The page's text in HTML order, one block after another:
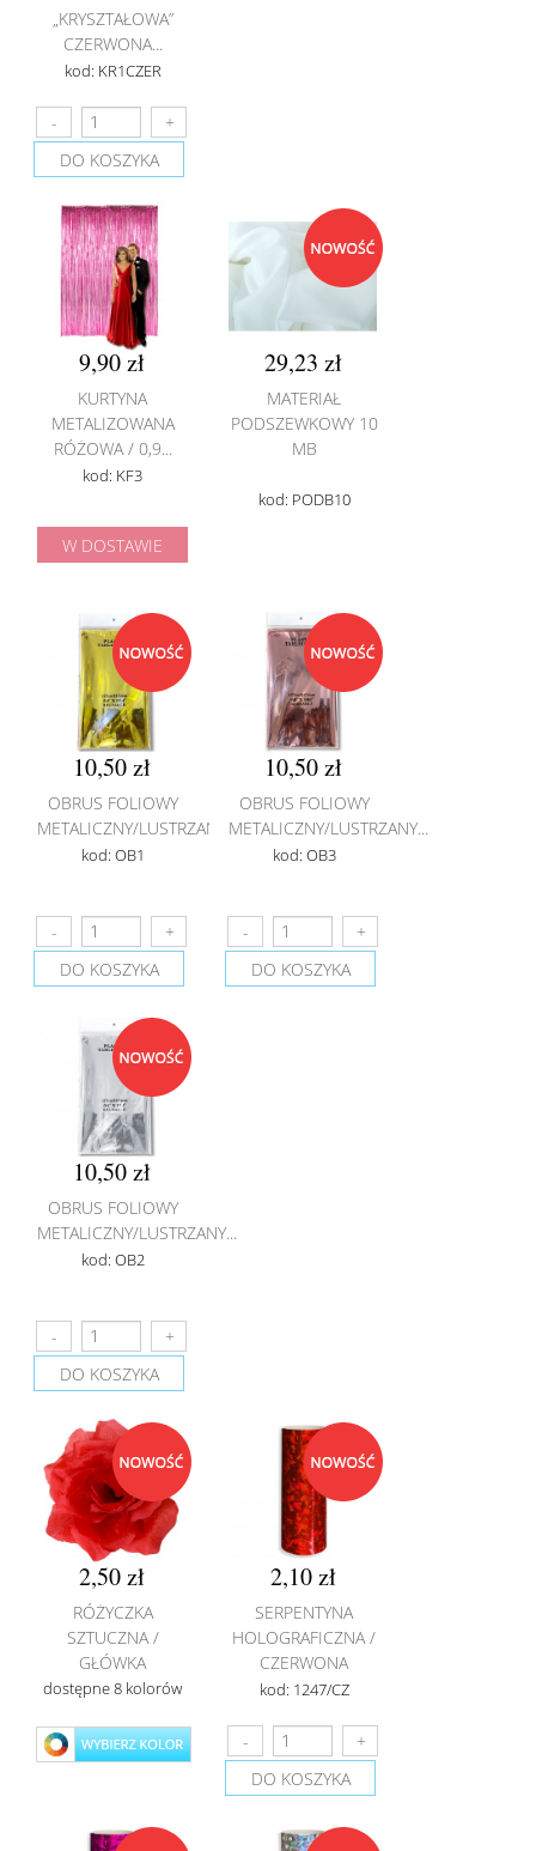
„KRYSZTAŁOWA”
CZERWONA...
kod: KR1CZER
DO KOSZYKA
9,90 zł
KURTYNA
METALIZOWANA
RÓŻOWA / 0,9...
kod: KF3
W DOSTAWIE
29,23 zł
MATERIAŁ
PODSZEWKOWY 10
MB
kod: PODB10
10,50 zł
OBRUS FOLIOWY
METALICZNY/LUSTRZANY...
kod: OB1
DO KOSZYKA
10,50 zł
OBRUS FOLIOWY
METALICZNY/LUSTRZANY...
kod: OB3
DO KOSZYKA
10,50 zł
OBRUS FOLIOWY
METALICZNY/LUSTRZANY...
kod: OB2
DO KOSZYKA
2,50 zł
RÓŻYCZKA
SZTUCZNA /
GŁÓWKA
dostępne 8 kolorów
2,10 zł
SERPENTYNA
HOLOGRAFICZNA /
CZERWONA
kod: 1247/CZ
DO KOSZYKA